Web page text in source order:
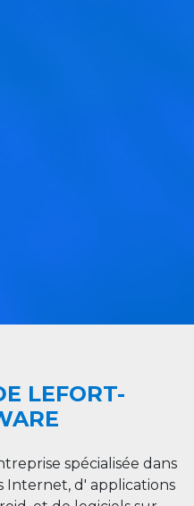
LEFORT-
spécialisée dans
Internet, d' applications